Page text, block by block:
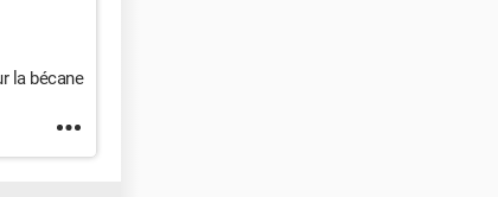
la bécane